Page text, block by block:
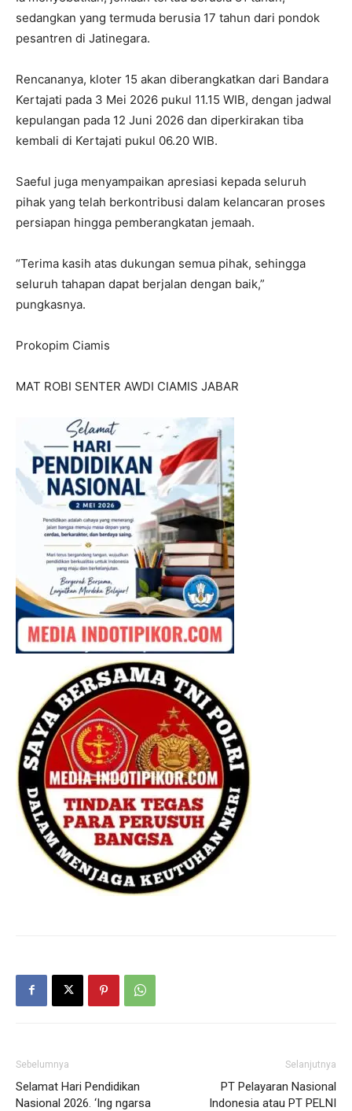
sedangkan yang termuda berusia 17 tahun dari pondok
pesantren di Jatinegara.
Rencananya, kloter 15 akan diberangkatkan dari Bandara
Kertajati pada 3 Mei 2026 pukul 11.15 WIB, dengan jadwal
kepulangan pada 12 Juni 2026 dan diperkirakan tiba
kembali di Kertajati pukul 06.20 WIB.
Saeful juga menyampaikan apresiasi kepada seluruh
pihak yang telah berkontribusi dalam kelancaran proses
persiapan hingga pemberangkatan jemaah.
“Terima kasih atas dukungan semua pihak, sehingga
seluruh tahapan dapat berjalan dengan baik,”
pungkasnya.
Prokopim Ciamis
MAT ROBI SENTER AWDI CIAMIS JABAR
Sebelumnya
Selamat Hari Pendidikan
Nasional 2026. ‘Ing ngarsa
Selanjutnya
PT Pelayaran Nasional
Indonesia atau PT PELNI